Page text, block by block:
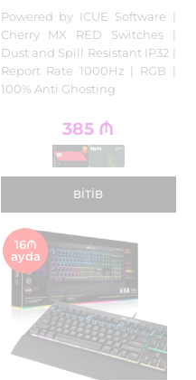
Powered by ICUE Software |
Cherry MX RED Switches |
Dust and Spill Resistant IP32 |
Report Rate 1000Hz | RGB |
100% Anti Ghosting
385 ₼
BITIB
16₼
ayda